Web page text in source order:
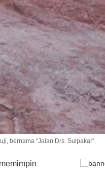
bernama “Jalan Drs. Sulpakar”.